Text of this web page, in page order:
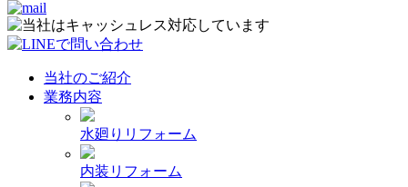
当社のご紹介
業務内容
水廻りリフォーム
内装リフォーム